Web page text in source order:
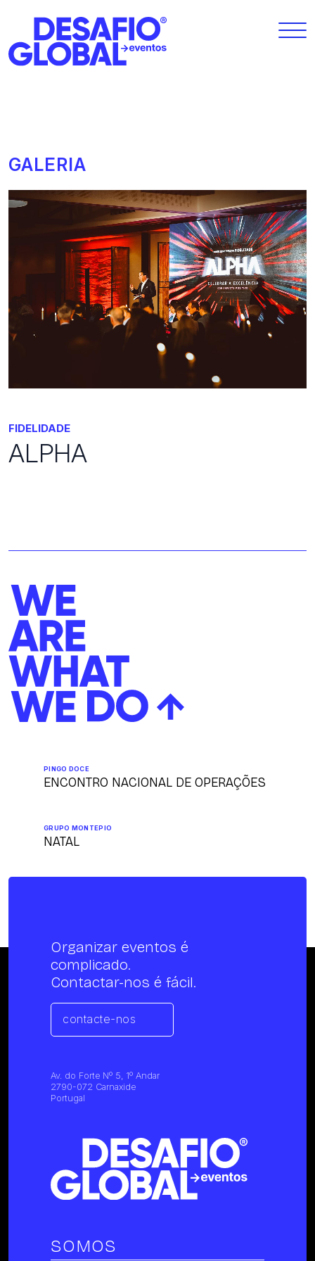
GALERIA
FIDELIDADE
ALPHA
PINGO DOCE
ENCONTRO NACIONAL DE OPERAÇÕES
GRUPO MONTEPIO
NATAL
Organizar eventos é
complicado.
Contactar-nos é fácil.
contacte-nos
Av. do Forte Nº 5, 1º Andar
2790-072 Carnaxide
Portugal
SOMOS